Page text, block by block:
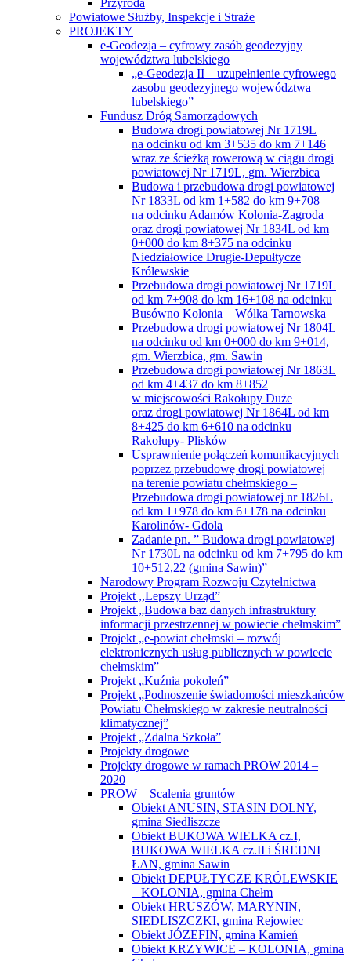
Powiatowe Służby, Inspekcje i Straże
PROJEKTY
e-Geodezja – cyfrowy zasób geodezyjny
województwa lubelskiego
„e-Geodezja II – uzupełnienie cyfrowego
zasobu geodezyjnego województwa
lubelskiego”
Fundusz Dróg Samorządowych
Budowa drogi powiatowej Nr 1719L
na odcinku od km 3+535 do km 7+146
wraz ze ścieżką rowerową w ciągu drogi
powiatowej Nr 1719L, gm. Wierzbica
Budowa i przebudowa drogi powiatowej
Nr 1833L od km 1+582 do km 9+708
na odcinku Adamów Kolonia-Zagroda
oraz drogi powiatowej Nr 1834L od km
0+000 do km 8+375 na odcinku
Niedziałowice Drugie-Depułtycze
Królewskie
Przebudowa drogi powiatowej Nr 1719L
od km 7+908 do km 16+108 na odcinku
Busówno Kolonia—Wólka Tarnowska
Przebudowa drogi powiatowej Nr 1804L
na odcinku od km 0+000 do km 9+014,
gm. Wierzbica, gm. Sawin
Przebudowa drogi powiatowej Nr 1863L
od km 4+437 do km 8+852
w miejscowości Rakołupy Duże
oraz drogi powiatowej Nr 1864L od km
8+425 do km 6+610 na odcinku
Rakołupy- Plisków
Usprawnienie połączeń komunikacyjnych
poprzez przebudowę drogi powiatowej
na terenie powiatu chełmskiego –
Przebudowa drogi powiatowej nr 1826L
od km 1+978 do km 6+178 na odcinku
Karolinów- Gdola
Zadanie pn. ” Budowa drogi powiatowej
Nr 1730L na odcinku od km 7+795 do km
10+512,22 (gmina Sawin)”
Narodowy Program Rozwoju Czytelnictwa
Projekt ,,Lepszy Urząd”
Projekt „Budowa baz danych infrastruktury
informacji przestrzennej w powiecie chełmskim”
Projekt „e-powiat chełmski – rozwój
elektronicznych usług publicznych w powiecie
chełmskim”
Projekt „Kuźnia pokoleń”
Projekt „Podnoszenie świadomości mieszkańców
Powiatu Chełmskiego w zakresie neutralności
klimatycznej”
Projekt „Zdalna Szkoła”
Projekty drogowe
Projekty drogowe w ramach PROW 2014 –
2020
PROW – Scalenia gruntów
Obiekt ANUSIN, STASIN DOLNY,
gmina Siedliszcze
Obiekt BUKOWA WIELKA cz.I,
BUKOWA WIELKA cz.II i ŚREDNI
ŁAN, gmina Sawin
Obiekt DEPUŁTYCZE KRÓLEWSKIE
– KOLONIA, gmina Chełm
Obiekt HRUSZÓW, MARYNIN,
SIEDLISZCZKI, gmina Rejowiec
Obiekt JÓZEFIN, gmina Kamień
Obiekt KRZYWICE – KOLONIA, gmina